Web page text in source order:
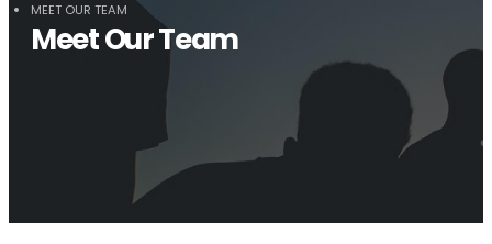
MEET OUR TEAM
Meet Our Team